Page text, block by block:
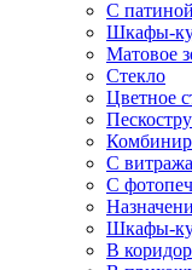
С патиной
Шкафы-
Матовое
Стекло
Цветное
С
С
Шкафы-
В коридор